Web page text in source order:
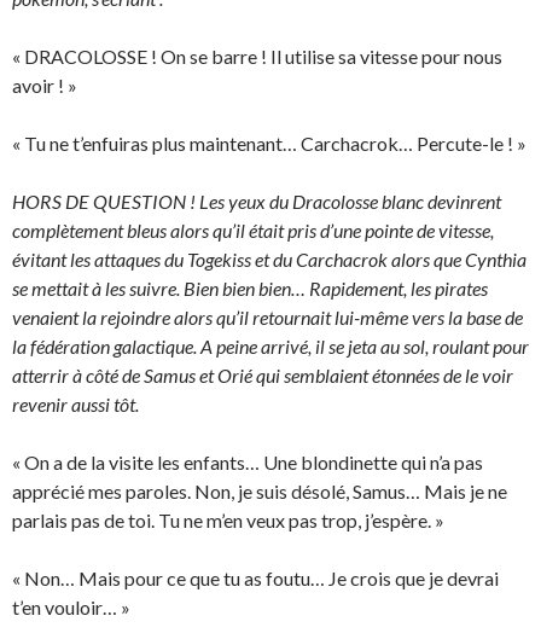
« DRACOLOSSE ! On se barre ! Il utilise sa vitesse pour nous
avoir ! »
« Tu ne t’enfuiras plus maintenant… Carchacrok… Percute-le ! »
HORS DE QUESTION ! Les yeux du Dracolosse blanc devinrent
complètement bleus alors qu’il était pris d’une pointe de vitesse,
évitant les attaques du Togekiss et du Carchacrok alors que Cynthia
se mettait à les suivre. Bien bien bien… Rapidement, les pirates
venaient la rejoindre alors qu’il retournait lui-même vers la base de
la fédération galactique. A peine arrivé, il se jeta au sol, roulant pour
atterrir à côté de Samus et Orié qui semblaient étonnées de le voir
revenir aussi tôt.
« On a de la visite les enfants… Une blondinette qui n’a pas
apprécié mes paroles. Non, je suis désolé, Samus… Mais je ne
parlais pas de toi. Tu ne m’en veux pas trop, j’espère. »
« Non… Mais pour ce que tu as foutu… Je crois que je devrai
t’en vouloir… »